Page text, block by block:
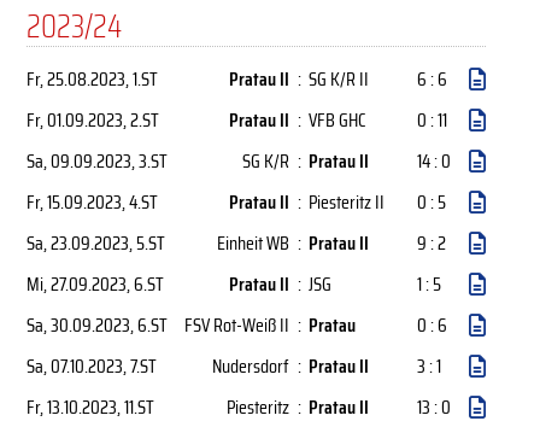
2023/24
Fr, 25.08.2023, 1.ST Pratau II : SG K/R II
6 : 6
Fr, 01.09.2023, 2.ST Pratau II : VFB GHC
0 : 11
Sa, 09.09.2023, 3.ST SG K/R : Pratau II
14 : 0
Fr, 15.09.2023, 4.ST Pratau II : Piesteritz II
0 : 5
Sa, 23.09.2023, 5.ST Einheit WB : Pratau II
9 : 2
Mi, 27.09.2023, 6.ST Pratau II : JSG
1 : 5
Sa, 30.09.2023, 6.ST FSV Rot-Weiß II : Pratau
0 : 6
Sa, 07.10.2023, 7.ST Nudersdorf : Pratau II
3 : 1
Fr, 13.10.2023, 11.ST Piesteritz : Pratau II
13 : 0